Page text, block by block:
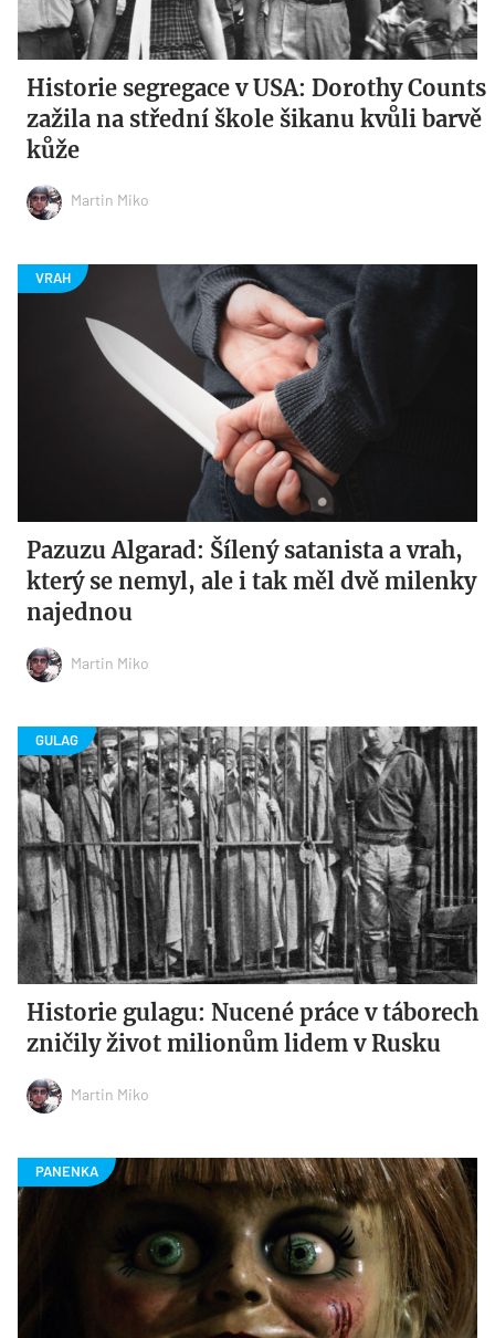
Historie segregace v USA: Dorothy Counts
zažila na střední škole šikanu kvůli barvě
kůže
Martin Miko
Pazuzu Algarad: Šílený satanista a vrah,
který se nemyl, ale i tak měl dvě milenky
najednou
Martin Miko
Historie gulagu: Nucené práce v táborech
zničily život milionům lidem v Rusku
Martin Miko